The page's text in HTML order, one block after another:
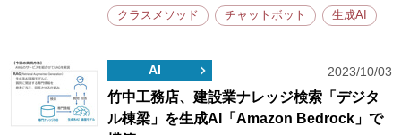
クラスメソッド チャットボット 生成AI
AI 2023/10/03
竹中工務店、建設業ナレッジ検索「デジタ
ル棟梁」を生成AI「Amazon Bedrock」で